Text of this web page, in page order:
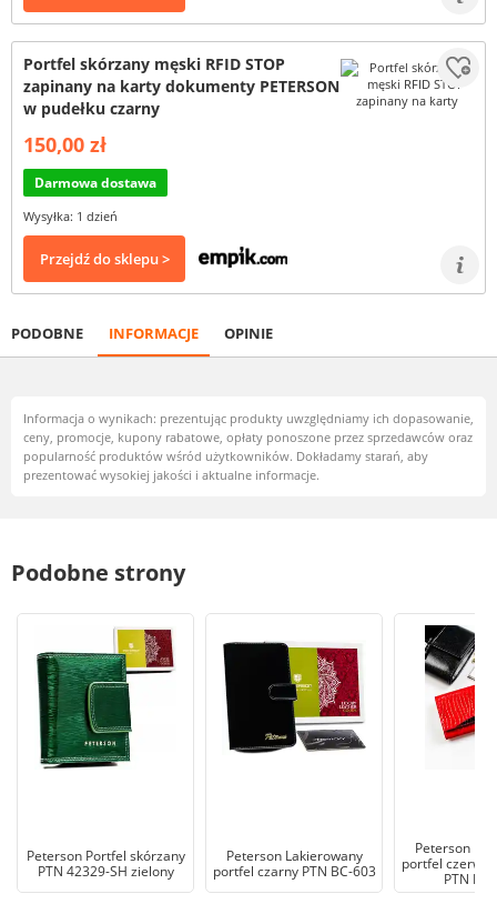
Portfel skórzany męski RFID STOP
zapinany na karty dokumenty PETERSON
w pudełku czarny
150,00 zł
Darmowa dostawa
Wysyłka: 1 dzień
Przejdź do sklepu >
PODOBNE INFORMACJE OPINIE
Informacja o wynikach: prezentując produkty uwzględniamy ich dopasowanie,
ceny, promocje, kupony rabatowe, opłaty ponoszone przez sprzedawców oraz
popularność produktów wśród użytkowników. Dokładamy starań, aby
prezentować wysokiej jakości i aktualne informacje.
Podobne strony
Peterson Portfel skórzany
PTN 42329-SH zielony
Peterson Lakierowany
portfel czarny PTN BC-603
Peterson
portfel
PTN